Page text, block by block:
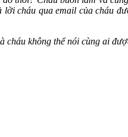
cháu qua email của cháu
cháu không thể nói cùng ai